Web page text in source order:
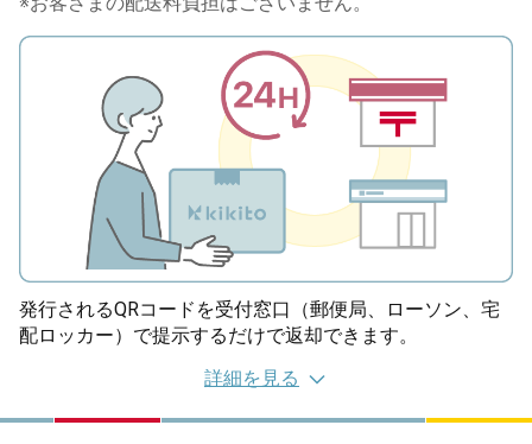
発行されるQRコードを受付窓口（郵便局、ローソン、宅
配ロッカー）で提示するだけで返却できます。
詳細を見る